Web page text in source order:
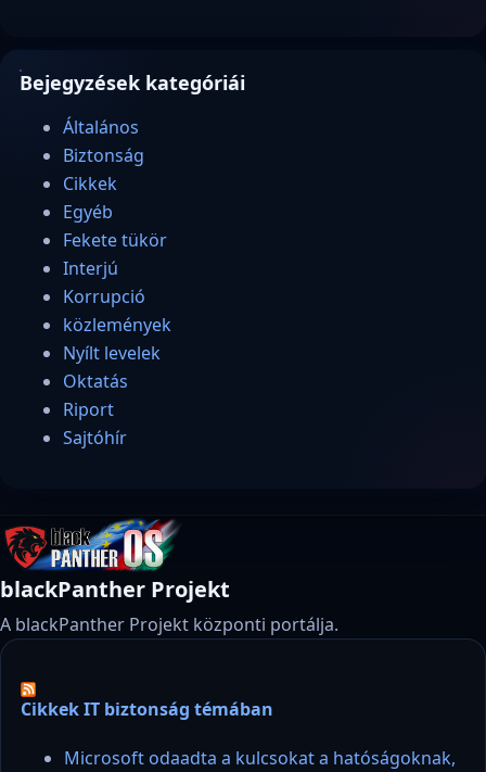
Bejegyzések kategóriái
Általános
Biztonság
Cikkek
Egyéb
Fekete tükör
Interjú
Korrupció
közlemények
Nyílt levelek
Oktatás
Riport
Sajtóhír
blackPanther Projekt
A blackPanther Projekt központi portálja.
Cikkek IT biztonság témában
Microsoft odaadta a kulcsokat a hatóságoknak,